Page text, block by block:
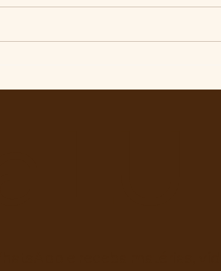
defesa da política curricular
Luiz